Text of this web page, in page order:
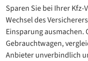
Sparen Sie bei Ihrer Kfz-
Wechsel des
Einsparung ausmachen.
Gebrauchtwagen,
Anbieter unverbindlich